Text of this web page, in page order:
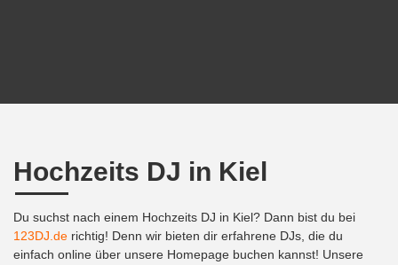
Hochzeits DJ in Kiel
Du suchst nach einem Hochzeits DJ in Kiel? Dann bist du bei
123DJ.de richtig! Denn wir bieten dir erfahrene DJs, die du
einfach online über unsere Homepage buchen kannst! Unsere